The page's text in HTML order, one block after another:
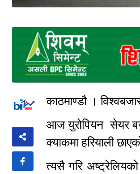
काठमाण्डौ ।
आज युरोपियन सेयर
क्याकमा हरियाली
त्यसै गरि